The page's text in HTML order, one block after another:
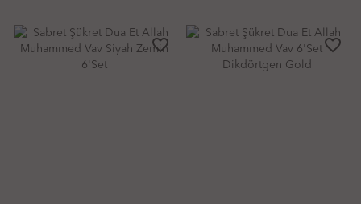
favorite_border favorite_border